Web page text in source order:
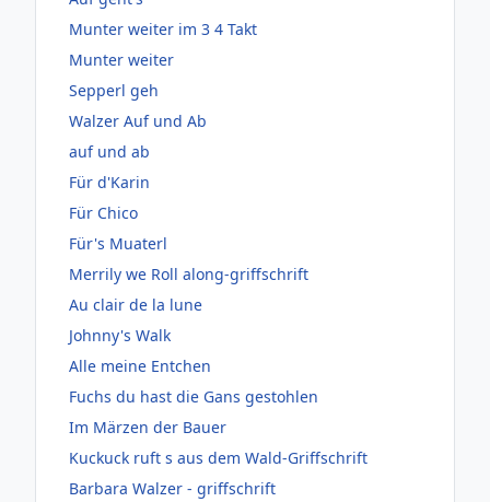
Munter weiter im 3 4 Takt
Munter weiter
Sepperl geh
Walzer Auf und Ab
auf und ab
Für d'Karin
Für Chico
Für's Muaterl
Merrily we Roll along-griffschrift
Au clair de la lune
Johnny's Walk
Alle meine Entchen
Fuchs du hast die Gans gestohlen
Im Märzen der Bauer
Kuckuck ruft s aus dem Wald-Griffschrift
Barbara Walzer - griffschrift